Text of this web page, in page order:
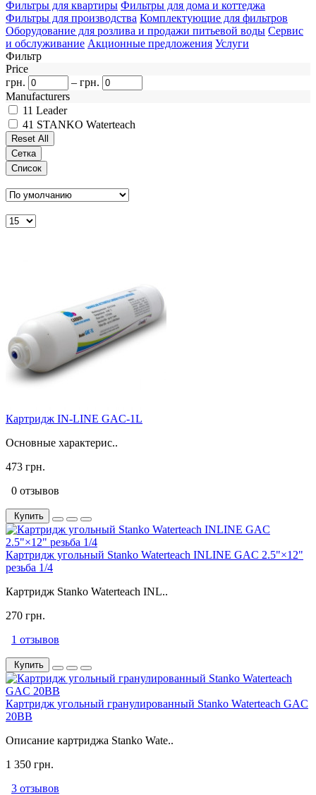
Фильтры для квартиры Фильтры для дома и коттеджа
Фильтры для производства Комплектующие для фильтров
Оборудование для розлива и продажи питьевой воды Сервис
и обслуживание Акционные предложения Услуги
Фильтр
Price
грн.
– грн.
Manufacturers
11 Leader
41 STANKO Waterteach
Сетка
Список
Картридж IN-LINE GAC-1L
Основные характерис..
473 грн.
0 отзывов
Купить
Картридж угольный Stanko Waterteach INLINE GAC 2.5"×12"
резьба 1/4
Картридж Stanko Waterteach INL..
270 грн.
1 отзывов
Купить
Картридж угольный гранулированный Stanko Waterteach GAC
20BB
Описание картриджа Stanko Wate..
1 350 грн.
3 отзывов